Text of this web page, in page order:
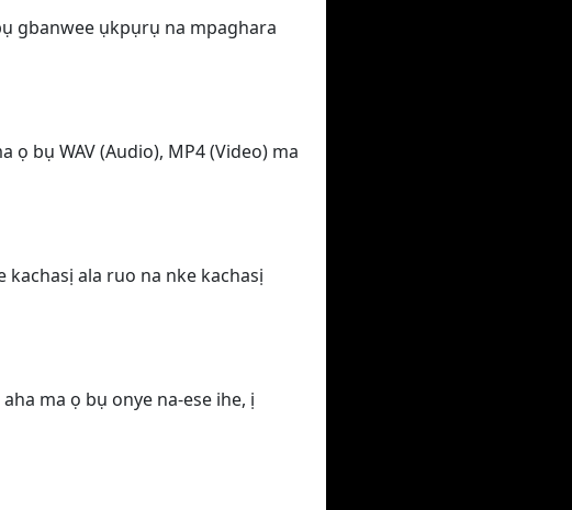
gbanwee ụkpụrụ na mpaghara
bụ WAV (Audio), MP4 (Video) ma
ala ruo na nke kachasị
ma ọ bụ onye na-ese ihe, ị